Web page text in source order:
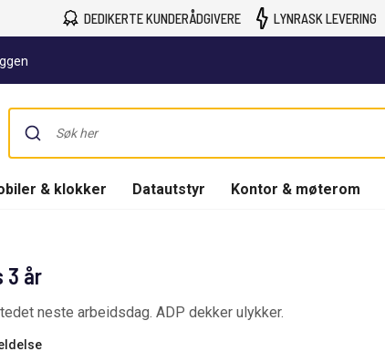
DEDIKERTE KUNDERÅDGIVERE LYNRASK LEVERING
& klokker Datautstyr Kontor & møterom
3 år
neste arbeidsdag. ADP dekker ulykker.